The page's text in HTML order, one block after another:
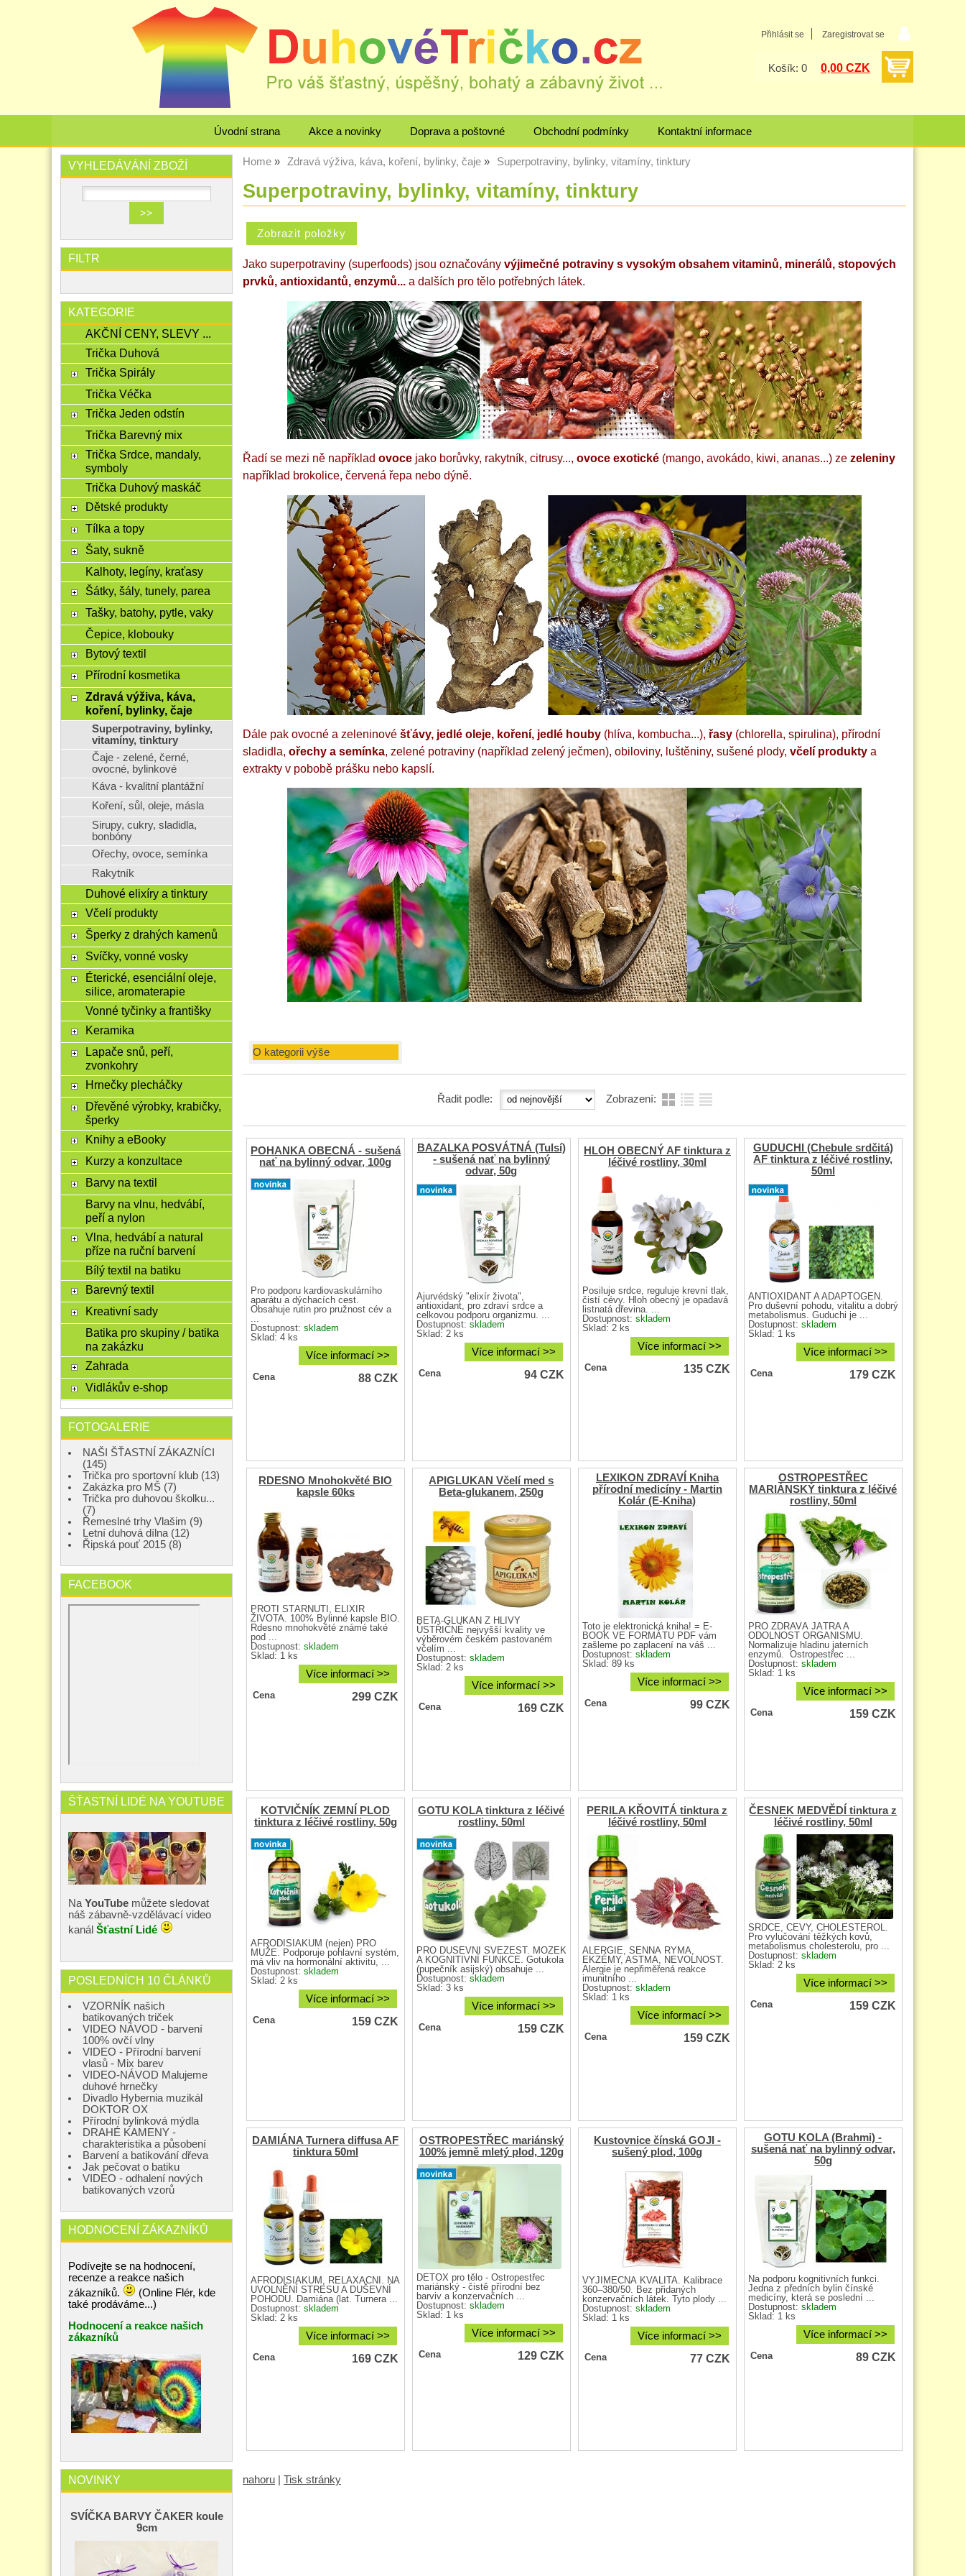
Přihlásit se Zaregistrovat se
Košík: 0 0,00 CZK
Úvodní strana Akce a novinky Doprava a poštovné Obchodní podmínky Kontaktní informace
Home Zdravá výživa, káva, koření, bylinky, čaje Superpotraviny, bylinky, vitamíny, tinktury
Superpotraviny, bylinky, vitamíny, tinktury
Jako superpotraviny (superfoods) jsou označovány výjimečné potraviny s vysokým obsahem vitaminů, minerálů, stopových
prvků, antioxidantů, enzymů... a dalších pro tělo potřebných látek.
Řadí se mezi ně například ovoce jako borůvky, rakytník, citrusy..., ovoce exotické (mango, avokádo, kiwi, ananas...) ze zeleniny
například brokolice, červená řepa nebo dýně.
Dále pak ovocné a zeleninové šťávy, jedlé oleje, koření, jedlé houby (hlíva, kombucha...), řasy (chlorella, spirulina), přírodní
sladidla, ořechy a semínka, zelené potraviny (například zelený ječmen), obiloviny, luštěniny, sušené plody, včelí produkty a
extrakty v pobobě prášku nebo kapslí.
O kategorii výše
Řadit podle: Zobrazení:
POHANKA OBECNÁ - sušená
nať na bylinný odvar, 100g
Pro podporu kardiovaskulárního
aparátu a dýchacích cest.
Obsahuje rutin pro pružnost cév a
Dostupnost: skladem
Sklad: 4 ks
Více informací >>
Cena 88 CZK
BAZALKA POSVÁTNÁ (Tulsí)
- sušená nať na bylinný
odvar, 50g
Ajurvédský "elixír života",
antioxidant, pro zdraví srdce a
celkovou podporu organizmu. ...
Dostupnost: skladem
Sklad: 2 ks
Více informací >>
Cena 94 CZK
HLOH OBECNÝ AF tinktura z
léčivé rostliny, 30ml
Posiluje srdce, reguluje krevní tlak,
čistí cévy. Hloh obecný je opadavá
listnatá dřevina. ...
Dostupnost: skladem
Sklad: 2 ks
Více informací >>
Cena 135 CZK
GUDUCHI (Chebule srdčitá)
AF tinktura z léčivé rostliny,
50ml
ANTIOXIDANT A ADAPTOGEN.
Pro duševní pohodu, vitalitu a dobrý
metabolismus. Guduchi je ...
Dostupnost: skladem
Sklad: 1 ks
Více informací >>
Cena 179 CZK
RDESNO Mnohokvěté BIO
kapsle 60ks
PROTI STÁRNUTÍ, ELIXÍR
ŽIVOTA. 100% Bylinné kapsle BIO.
Rdesno mnohokvěté známé také
pod ...
Dostupnost: skladem
Sklad: 1 ks
Více informací >>
Cena 299 CZK
APIGLUKAN Včelí med s
Beta-glukanem, 250g
BETA-GLUKAN Z HLÍVY
ÚSTŘIČNÉ nejvyšší kvality ve
výběrovém českém pastovaném
včelím ...
Dostupnost: skladem
Sklad: 2 ks
Více informací >>
Cena 169 CZK
LEXIKON ZDRAVÍ Kniha
přírodní medicíny - Martin
Kolár (E-Kniha)
Toto je elektronická kniha! = E-
BOOK VE FORMÁTU PDF vám
zašleme po zaplacení na váš ...
Dostupnost: skladem
Sklad: 89 ks
Více informací >>
Cena 99 CZK
OSTROPESTŘEC
MARIÁNSKÝ tinktura z léčivé
rostliny, 50ml
PRO ZDRAVÁ JÁTRA A
ODOLNOST ORGANISMU.
Normalizuje hladinu jaterních
enzymů. Ostropestřec ...
Dostupnost: skladem
Sklad: 1 ks
Více informací >>
Cena 159 CZK
KOTVIČNÍK ZEMNÍ PLOD
tinktura z léčivé rostliny, 50g
AFRODISIAKUM (nejen) PRO
MUŽE. Podporuje pohlavní systém,
má vliv na hormonální aktivitu, ...
Dostupnost: skladem
Sklad: 2 ks
Více informací >>
Cena 159 CZK
GOTU KOLA tinktura z léčivé
rostliny, 50ml
PRO DUŠEVNÍ SVĚŽEST. MOZEK
A KOGNITIVNÍ FUNKCE. Gotukola
(pupečník asijský) obsahuje ...
Dostupnost: skladem
Sklad: 3 ks
Více informací >>
Cena 159 CZK
PERILA KŘOVITÁ tinktura z
léčivé rostliny, 50ml
ALERGIE, SENNÁ RÝMA,
EKZÉMY, ASTMA, NEVOLNOST.
Alergie je nepřiměřená reakce
imunitního ...
Dostupnost: skladem
Sklad: 1 ks
Více informací >>
Cena 159 CZK
ČESNEK MEDVĚDÍ tinktura z
léčivé rostliny, 50ml
SRDCE, CÉVY, CHOLESTEROL.
Pro vylučování těžkých kovů,
metabolismus cholesterolu, pro ...
Dostupnost: skladem
Sklad: 2 ks
Více informací >>
Cena 159 CZK
DAMIÁNA Turnera diffusa AF
tinktura 50ml
AFRODISIAKUM, RELAXAČNÍ. NA
UVOLNĚNÍ STRESU A DUŠEVNÍ
POHODU. Damiána (lat. Turnera ...
Dostupnost: skladem
Sklad: 2 ks
Více informací >>
Cena 169 CZK
OSTROPESTŘEC mariánský
100% jemně mletý plod, 120g
DETOX pro tělo - Ostropestřec
mariánský - čistě přírodní bez
barviv a konzervačních ...
Dostupnost: skladem
Sklad: 1 ks
Více informací >>
Cena 129 CZK
Kustovnice čínská GOJI -
sušený plod, 100g
VÝJIMEČNÁ KVALITA. Kalibrace
360–380/50. Bez přidaných
konzervačních látek. Tyto plody ...
Dostupnost: skladem
Sklad: 1 ks
Více informací >>
Cena 77 CZK
GOTU KOLA (Brahmi) -
sušená nať na bylinný odvar,
50g
Na podporu kognitivních funkci.
Jedna z předních bylin čínské
medicíny, která se poslední ...
Dostupnost: skladem
Sklad: 1 ks
Více informací >>
Cena 89 CZK
nahoru Tisk stránky
VYHLEDÁVÁNÍ ZBOŽÍ
FILTR
KATEGORIE
AKČNÍ CENY, SLEVY ...
Trička Duhová
Trička Spirály
Trička Véčka
Trička Jeden odstín
Trička Barevný mix
Trička Srdce, mandaly,
symboly
Trička Duhový maskáč
Dětské produkty
Tílka a topy
Šaty, sukně
Kalhoty, legíny, kraťasy
Šátky, šály, tunely, parea
Tašky, batohy, pytle, vaky
Čepice, klobouky
Bytový textil
Přírodní kosmetika
Zdravá výživa, káva,
koření, bylinky, čaje
Superpotraviny, bylinky,
vitamíny, tinktury
Čaje - zelené, černé,
ovocné, bylinkové
Káva - kvalitní plantážní
Koření, sůl, oleje, másla
Sirupy, cukry, sladidla,
bonbóny
Ořechy, ovoce, semínka
Rakytník
Duhové elixíry a tinktury
Včelí produkty
Šperky z drahých kamenů
Svíčky, vonné vosky
Éterické, esenciální oleje,
silice, aromaterapie
Vonné tyčinky a františky
Keramika
Lapače snů, peří,
zvonkohry
Hrnečky plecháčky
Dřevěné výrobky, krabičky,
šperky
Knihy a eBooky
Kurzy a konzultace
Barvy na textil
Barvy na vlnu, hedvábí,
peří a nylon
Vlna, hedvábí a natural
příze na ruční barvení
Bílý textil na batiku
Barevný textil
Kreativní sady
Batika pro skupiny / batika
na zakázku
Zahrada
Vidlákův e-shop
FOTOGALERIE
NAŠI ŠŤASTNÍ ZÁKAZNÍCI
(145)
Trička pro sportovní klub (13)
Zakázka pro MŠ (7)
Trička pro duhovou školku...
(7)
Řemeslné trhy Vlašim (9)
Letní duhová dílna (12)
Řipská pouť 2015 (8)
FACEBOOK
ŠŤASTNÍ LIDÉ NA YOUTUBE
Na YouTube můžete sledovat
náš zábavně-vzdělávací video
kanál Šťastní Lidé
POSLEDNÍCH 10 ČLÁNKŮ
VZORNÍK našich
batikovaných triček
VIDEO NÁVOD - barvení
100% ovčí vlny
VIDEO - Přírodní barvení
vlasů - Mix barev
VIDEO-NÁVOD Malujeme
duhové hrnečky
Divadlo Hybernia muzikál
DOKTOR OX
Přírodní bylinková mýdla
DRAHÉ KAMENY -
charakteristika a působení
Barvení a batikování dřeva
Jak pečovat o batiku
VIDEO - odhalení nových
batikovaných vzorů
HODNOCENÍ ZÁKAZNÍKŮ
Podívejte se na hodnocení,
recenze a reakce našich
zákazníků.
(Online Flér, kde
také prodáváme...)
Hodnocení a reakce našich
zákazníků
NOVINKY
SVÍČKA BARVY ČAKER koule
9cm